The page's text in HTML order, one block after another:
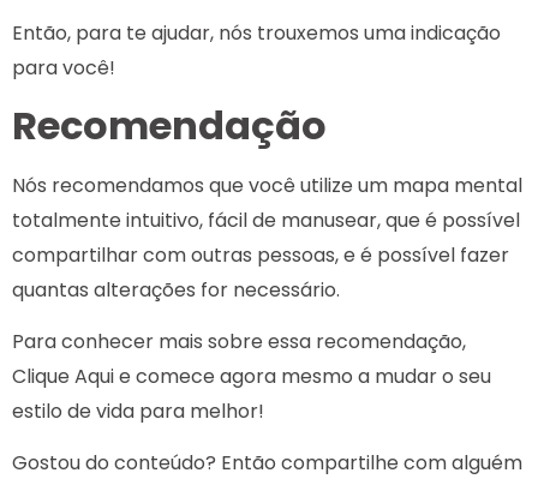
Então, para te ajudar, nós trouxemos uma indicação
para você!
Recomendação
Nós recomendamos que você utilize um mapa mental
totalmente intuitivo, fácil de manusear, que é possível
compartilhar com outras pessoas, e é possível fazer
quantas alterações for necessário.
Para conhecer mais sobre essa recomendação,
Clique Aqui e comece agora mesmo a mudar o seu
estilo de vida para melhor!
Gostou do conteúdo? Então compartilhe com alguém